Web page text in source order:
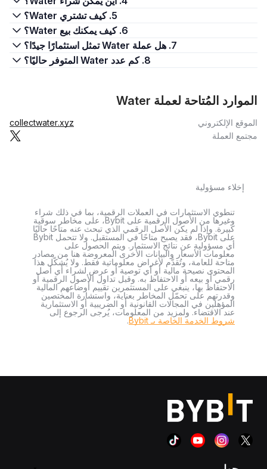
5. كيف تشتري Water؟
6. كيف يمكنك بيع Water؟
7. هل عملة Water تمثل استثمارًا جيدًا؟
8. كم عدد Water المتوفر حاليًا؟
الموارد المُتاحة لعملة Water
الموقع الإلكتروني
collectwater.xyz
مجتمع العملة
إخلاء مسؤولية
تنطوي الاستثمارات في العملات الرقمية، بما في ذلك شراء
وغيرها من الأصول الرقمية على Bybit، على مخاطر سوقية
كبيرة. وإذا لم يكن الأصل الرقمي الذي تبحث عنه متاحًا حاليًا
على Bybit، فقد يصبح متاحًا في المستقبل. ولا تتحمل Bybit
أي مسؤولية عن نتائج الاستثمار. ويتم الحصول على
معلومات الأسعار والبيانات الأخرى المعروضة هنا من مصادر
متاحة للعامة، وتُقدَّم لأغراض معلوماتية فقط. ولا يُشكّل هذا
المحتوى نصيحة مالية أو أي توصية أو عرض لشراء أي أصل
رقمي أو بيعه أو الاحتفاظ به. وقبل تداول الأصول الرقمية أو
الاحتفاظ بها، ينبغي على المستثمرين تقييم أوضاعهم المالية
وقدرتهم على تحمّل المخاطر بعناية، واستشارة المختصين
المؤهلين في المجالات القانونية أو الضريبية أو الاستثمارية
عند الاقتضاء. ولمزيد من المعلومات، يُرجى الرجوع إلى
شروط الخدمة الخاصة بـ Bybit
.